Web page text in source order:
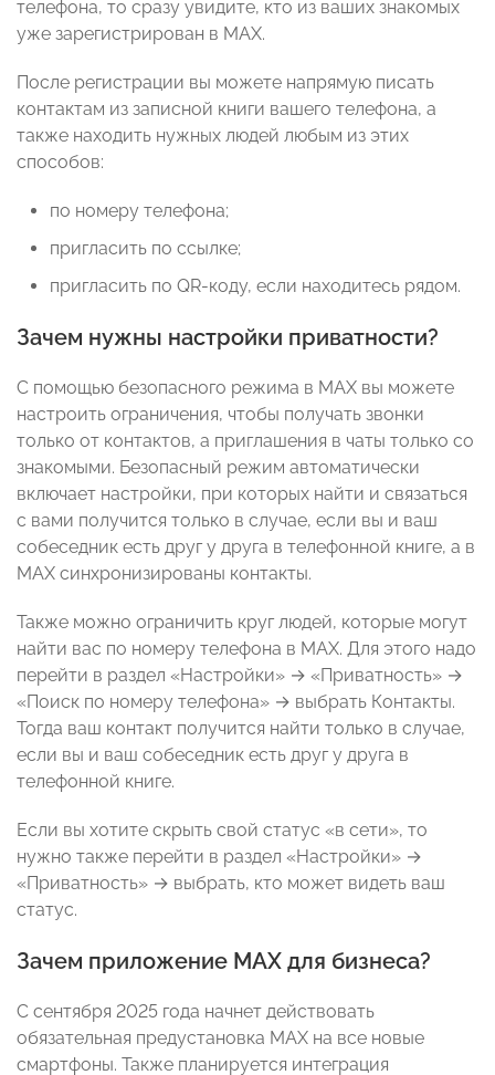
телефона, то сразу увидите, кто из ваших знакомых
уже зарегистрирован в MAX.
После регистрации вы можете напрямую писать
контактам из записной книги вашего телефона, а
также находить нужных людей любым из этих
способов:
по номеру телефона;
пригласить по ссылке;
пригласить по QR-коду, если находитесь рядом.
Зачем нужны настройки приватности?
С помощью безопасного режима в МАХ вы можете
настроить ограничения, чтобы получать звонки
только от контактов, а приглашения в чаты только со
знакомыми. Безопасный режим автоматически
включает настройки, при которых найти и связаться
с вами получится только в случае, если вы и ваш
собеседник есть друг у друга в телефонной книге, а в
MAX синхронизированы контакты.
Также можно ограничить круг людей, которые могут
найти вас по номеру телефона в MAX. Для этого надо
перейти в раздел «Настройки» → «Приватность» →
«Поиск по номеру телефона» → выбрать Контакты.
Тогда ваш контакт получится найти только в случае,
если вы и ваш собеседник есть друг у друга в
телефонной книге.
Если вы хотите скрыть свой статус «в сети», то
нужно также перейти в раздел «Настройки» →
«Приватность» → выбрать, кто может видеть ваш
статус.
Зачем приложение МАХ для бизнеса?
С сентября 2025 года начнет действовать
обязательная предустановка МАХ на все новые
смартфоны. Также планируется интеграция